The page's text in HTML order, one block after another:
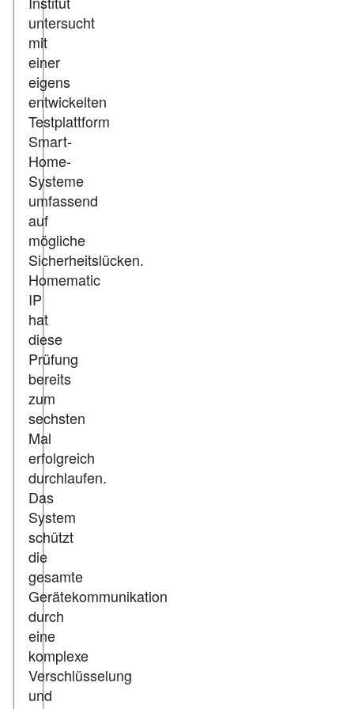
untersucht
mit
einer
eigens
entwickelten
Testplattform
Smart-
Home-
Systeme
umfassend
auf
mögliche
Sicherheitslücken.
Homematic
IP
hat
diese
Prüfung
bereits
zum
sechsten
Mal
erfolgreich
durchlaufen.
Das
System
schützt
die
gesamte
Gerätekommunikation
durch
eine
komplexe
Verschlüsselung
und